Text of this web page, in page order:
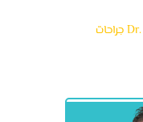
Dr. Eslam Hosny جراحات